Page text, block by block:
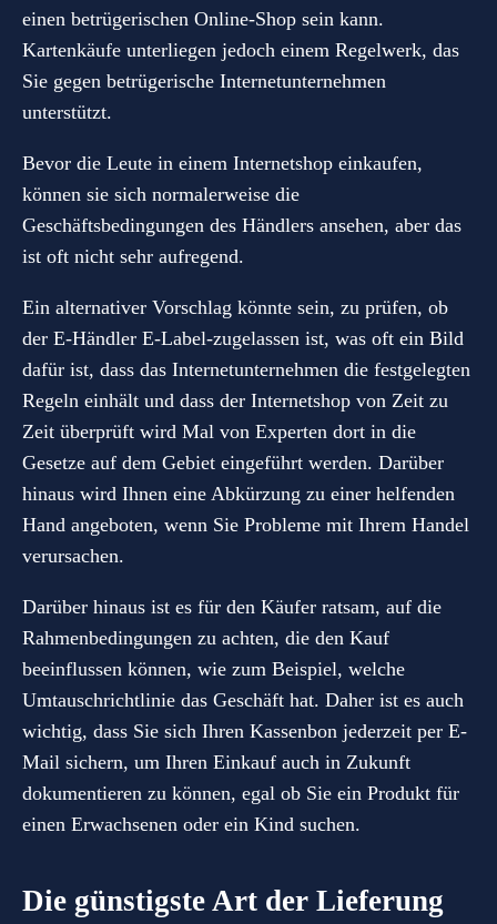
einen betrügerischen Online-Shop sein kann.
Kartenkäufe unterliegen jedoch einem Regelwerk, das
Sie gegen betrügerische Internetunternehmen
unterstützt.
Bevor die Leute in einem Internetshop einkaufen,
können sie sich normalerweise die
Geschäftsbedingungen des Händlers ansehen, aber das
ist oft nicht sehr aufregend.
Ein alternativer Vorschlag könnte sein, zu prüfen, ob
der E-Händler E-Label-zugelassen ist, was oft ein Bild
dafür ist, dass das Internetunternehmen die festgelegten
Regeln einhält und dass der Internetshop von Zeit zu
Zeit überprüft wird Mal von Experten dort in die
Gesetze auf dem Gebiet eingeführt werden. Darüber
hinaus wird Ihnen eine Abkürzung zu einer helfenden
Hand angeboten, wenn Sie Probleme mit Ihrem Handel
verursachen.
Darüber hinaus ist es für den Käufer ratsam, auf die
Rahmenbedingungen zu achten, die den Kauf
beeinflussen können, wie zum Beispiel, welche
Umtauschrichtlinie das Geschäft hat. Daher ist es auch
wichtig, dass Sie sich Ihren Kassenbon jederzeit per E-
Mail sichern, um Ihren Einkauf auch in Zukunft
dokumentieren zu können, egal ob Sie ein Produkt für
einen Erwachsenen oder ein Kind suchen.
Die günstigste Art der Lieferung